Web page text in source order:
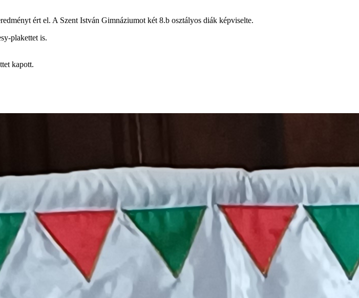
ért el. A Szent István Gimnáziumot két 8.b osztályos diák képviselte.
plakettet is.
kapott.